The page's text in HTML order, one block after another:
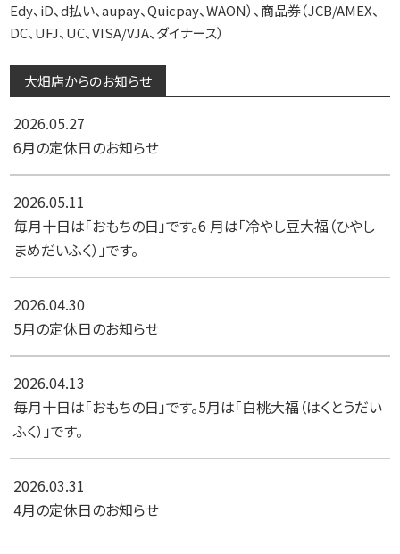
Edy、iD、d払い、aupay、Quicpay、WAON）、商品券（JCB/AMEX、
DC、UFJ、UC、VISA/VJA、ダイナース）
大畑店からのお知らせ
2026.05.27
6月の定休日のお知らせ
2026.05.11
毎月十日は「おもちの日」です。6 月は「冷やし豆大福（ひやし
まめだいふく）」です。
2026.04.30
5月の定休日のお知らせ
2026.04.13
毎月十日は「おもちの日」です。5月は「白桃大福（はくとうだい
ふく）」です。
2026.03.31
4月の定休日のお知らせ